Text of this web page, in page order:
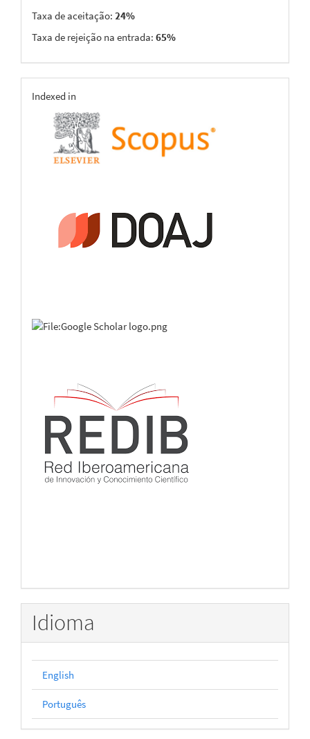
Taxa de aceitação: 24%
Taxa de rejeição na entrada: 65%
indexing
Indexed in
Idioma
English
Português